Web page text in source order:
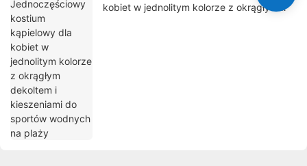
kobiet w jednolitym kolorze z okrągłym